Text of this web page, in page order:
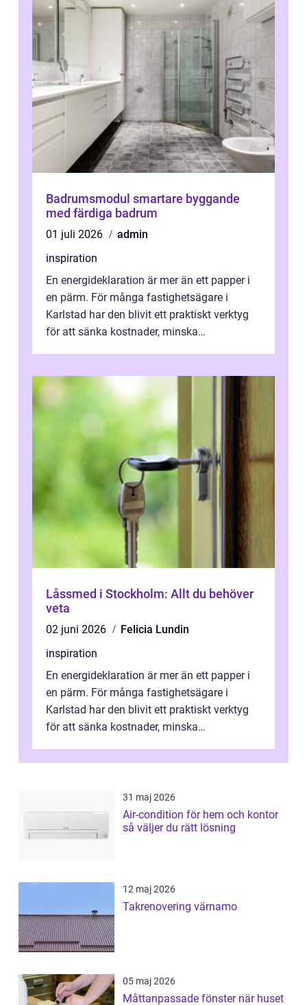
Badrumsmodul smartare byggande
med färdiga badrum
01 juli 2026
admin
inspiration
En energideklaration är mer än ett papper i
en pärm. För många fastighetsägare i
Karlstad har den blivit ett praktiskt verktyg
för att sänka kostnader, minska
Låssmed i Stockholm: Allt du behöver
veta
02 juni 2026
Felicia Lundin
inspiration
En energideklaration är mer än ett papper i
en pärm. För många fastighetsägare i
Karlstad har den blivit ett praktiskt verktyg
för att sänka kostnader, minska
31 maj 2026
Air-condition för hem och kontor
så väljer du rätt lösning
12 maj 2026
Takrenovering värnamo
05 maj 2026
Måttanpassade fönster när huset